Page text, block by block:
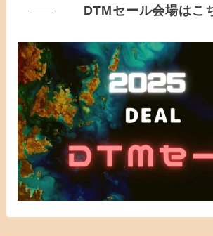
DTMセール会場はこ